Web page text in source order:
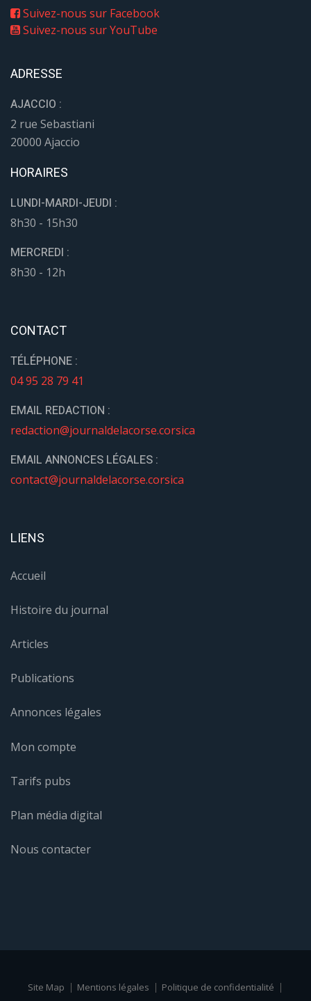
Suivez-nous sur Facebook
Suivez-nous sur YouTube
ADRESSE
AJACCIO :
2 rue Sebastiani
20000 Ajaccio
HORAIRES
LUNDI-MARDI-JEUDI :
8h30 - 15h30
MERCREDI :
8h30 - 12h
CONTACT
TÉLÉPHONE :
04 95 28 79 41
EMAIL REDACTION :
redaction@journaldelacorse.corsica
EMAIL ANNONCES LÉGALES :
contact@journaldelacorse.corsica
LIENS
Accueil
Histoire du journal
Articles
Publications
Annonces légales
Mon compte
Tarifs pubs
Plan média digital
Nous contacter
Site Map Mentions légales
Politique de confidentialité